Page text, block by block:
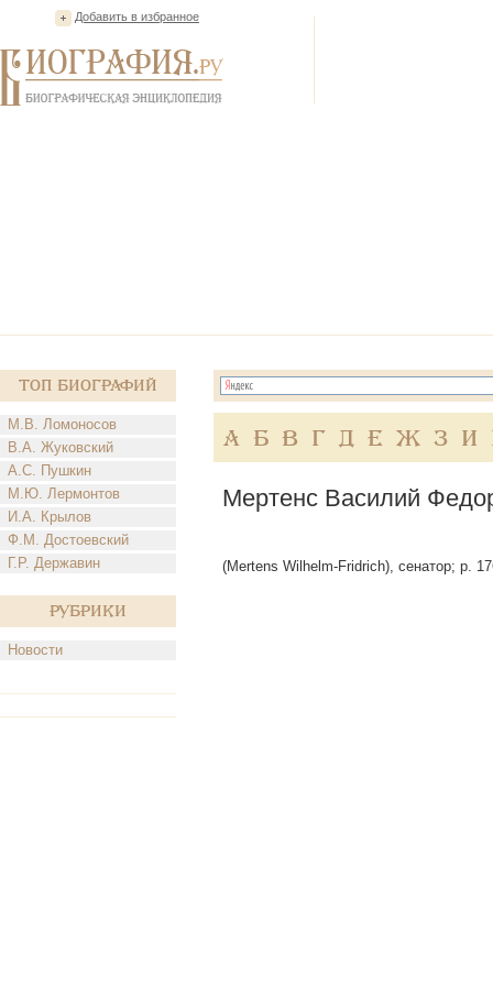
Добавить в избранное
Топ Биографий
М.В. Ломоносов
В.А. Жуковский
А.С. Пушкин
М.Ю. Лермонтов
И.А. Крылов
Ф.М. Достоевский
Г.Р. Державин
Рубрики
Новости
А Б В Г Д Е Ж З И
Мертенс Василий
(Mertens Wilhelm-Fridrich), сенатор; p.